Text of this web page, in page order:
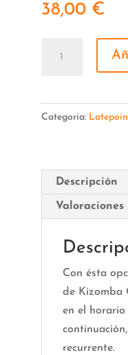
38,00 €
Mensual
cantidad
Categoría:
Descripción
Valoraciones
Con ésta
de Kizomba
en el
recurrente.